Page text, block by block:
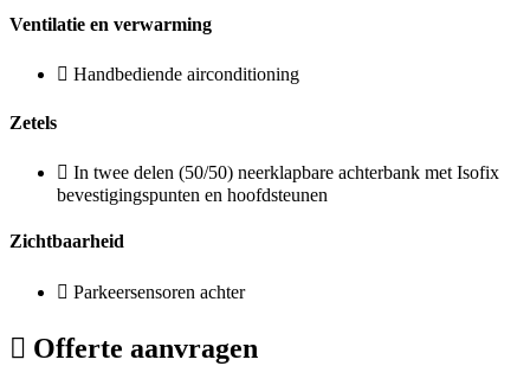
Ventilatie en verwarming
Handbediende airconditioning
Zetels
In twee delen (50/50) neerklapbare achterbank met Isofix
bevestigingspunten en hoofdsteunen
Zichtbaarheid
Parkeersensoren achter
Offerte aanvragen